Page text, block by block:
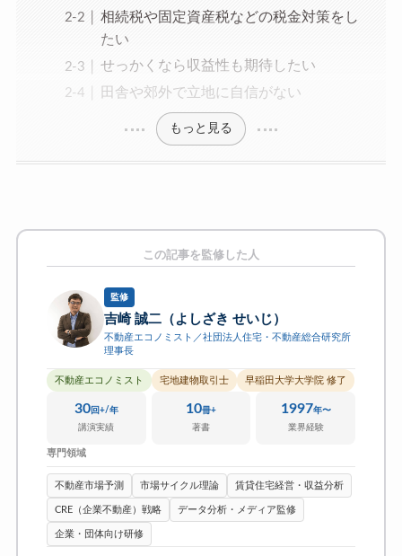
相続税や固定資産税などの税金対策をし
たい
せっかくなら収益性も期待したい
田舎や郊外で立地に自信がない
もっと見る
この記事を監修した人
監修
吉崎 誠二（よしざき せいじ）
不動産エコノミスト／社団法人住宅・不動産総合研究所
理事長
不動産エコノミスト 宅地建物取引士 早稲田大学大学院 修了
30回+/年
講演実績
10冊+
著書
1997年〜
業界経験
専門領域
不動産市場予測 市場サイクル理論 賃貸住宅経営・収益分析
CRE（企業不動産）戦略 データ分析・メディア監修
企業・団体向け研修